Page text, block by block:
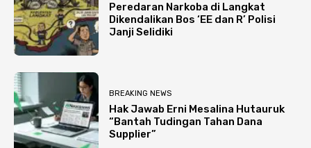
Peredaran Narkoba di Langkat
Dikendalikan Bos ‘EE dan R’ Polisi
Janji Selidiki
BREAKING NEWS
Hak Jawab Erni Mesalina Hutauruk
“Bantah Tudingan Tahan Dana
Supplier”